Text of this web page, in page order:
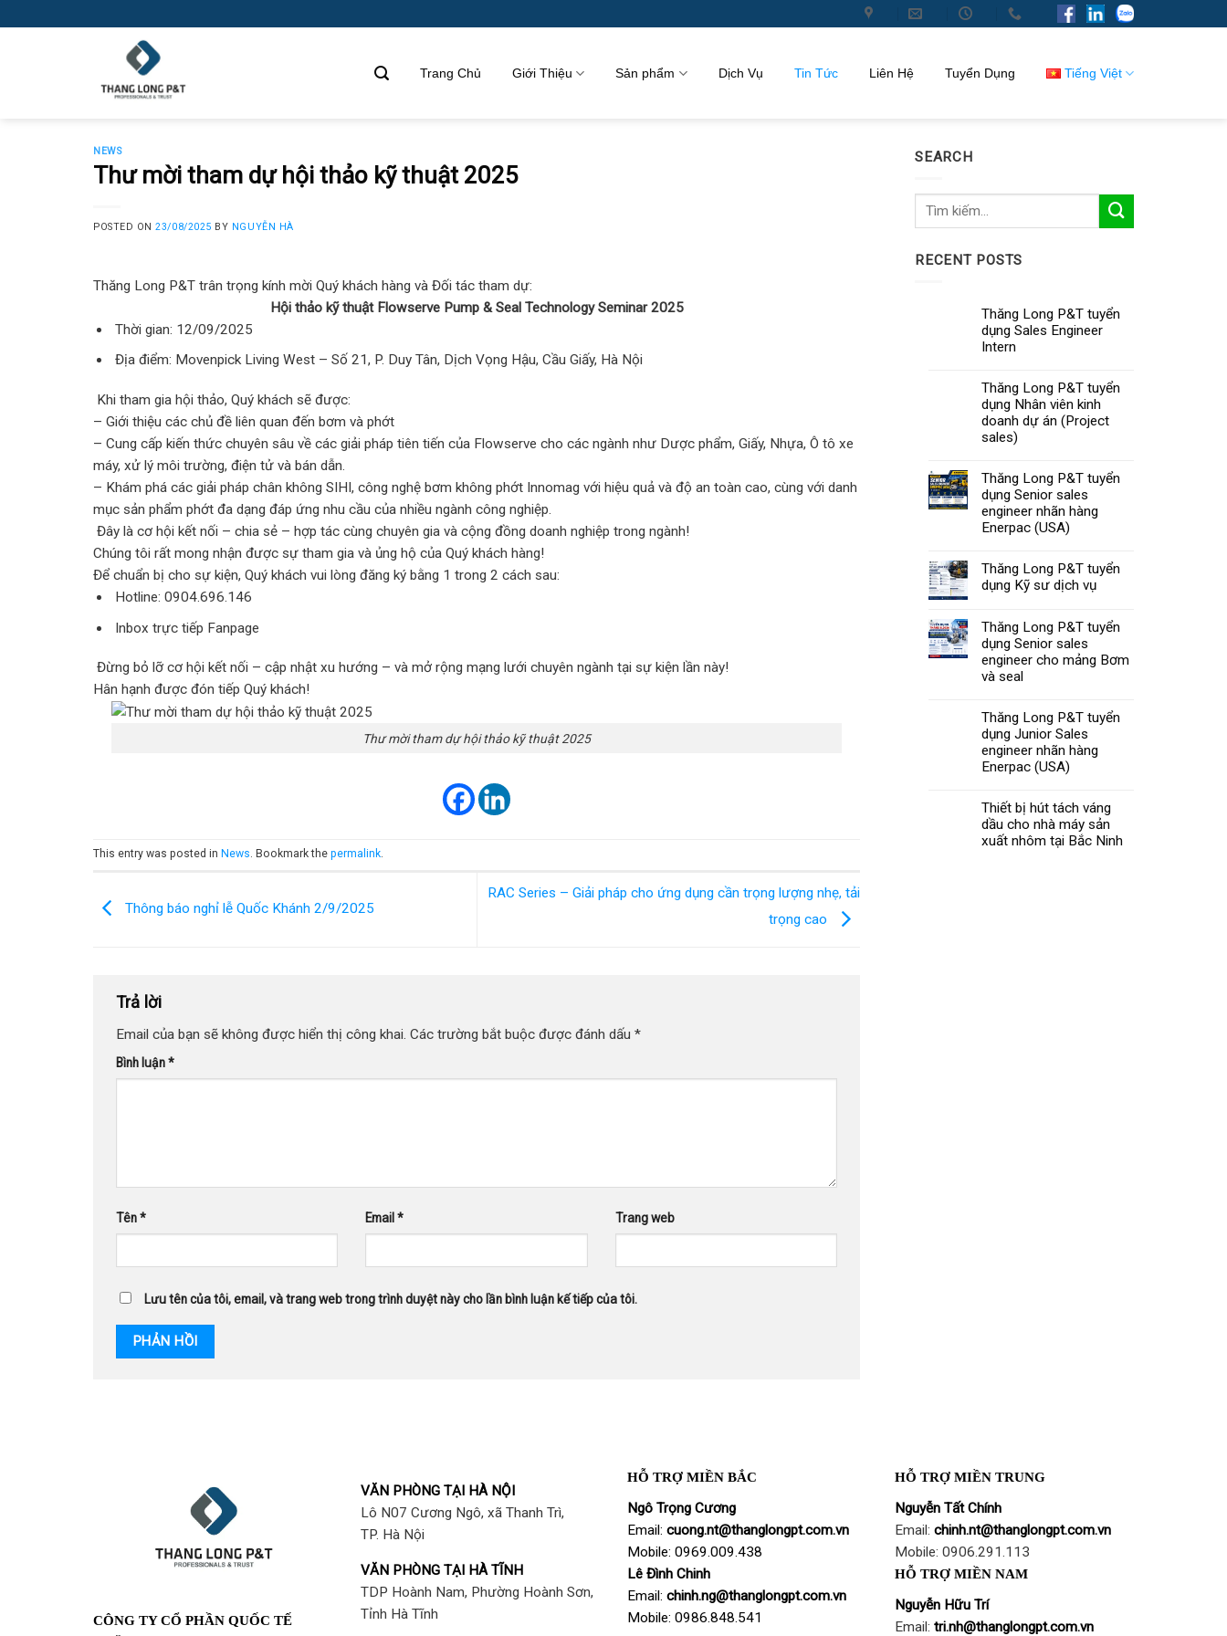
to
Trang Chủ Giới Thiệu Sản phẩm Dịch Vụ Tin Tức Liên Hệ Tuyển Dụng Tiếng Việt
NEWS
Thư mời tham dự hội thảo kỹ thuật 2025
POSTED ON23/08/2025 BY NGUYỄN HÀ
Thăng Long P&T trân trọng kính mời Quý khách hàng và Đối tác tham dự:
Hội thảo kỹ thuật Flowserve Pump & Seal Technology Seminar 2025
Thời gian: 12/09/2025
Địa điểm: Movenpick Living West – Số 21, P. Duy Tân, Dịch Vọng Hậu, Cầu Giấy, Hà Nội
Khi tham gia hội thảo, Quý khách sẽ được:
– Giới thiệu các chủ đề liên quan đến bơm và phớt
– Cung cấp kiến thức chuyên sâu về các giải pháp tiên tiến của Flowserve cho các ngành như Dược phẩm, Giấy, Nhựa, Ô tô xe
máy, xử lý môi trường, điện tử và bán dẫn.
– Khám phá các giải pháp chân không SIHI, công nghệ bơm không phớt Innomag với hiệu quả và độ an toàn cao, cùng với danh
mục sản phẩm phớt đa dạng đáp ứng nhu cầu của nhiều ngành công nghiệp.
Đây là cơ hội kết nối – chia sẻ – hợp tác cùng chuyên gia và cộng đồng doanh nghiệp trong ngành!
Chúng tôi rất mong nhận được sự tham gia và ủng hộ của Quý khách hàng!
Để chuẩn bị cho sự kiện, Quý khách vui lòng đăng ký bằng 1 trong 2 cách sau:
Hotline: 0904.696.146
Inbox trực tiếp Fanpage
Đừng bỏ lỡ cơ hội kết nối – cập nhật xu hướng – và mở rộng mạng lưới chuyên ngành tại sự kiện lần này!
Hân hạnh được đón tiếp Quý khách!
Thư mời tham dự hội thảo kỹ thuật 2025
This entry was posted in News. Bookmark the permalink.
Thông báo nghỉ lễ Quốc Khánh 2/9/2025
RAC Series – Giải pháp cho ứng dụng cần trọng lượng nhẹ, tải
trọng cao
Trả lời
Email của bạn sẽ không được hiển thị công khai. Các trường bắt buộc được đánh dấu *
Bình luận*
Tên* Email* Trang web
Lưu tên của tôi, email, và trang web trong trình duyệt này cho lần bình luận kế tiếp của tôi.
SEARCH
RECENT POSTS
Thăng Long P&T tuyển
dụng Sales Engineer
Intern
Thăng Long P&T tuyển
dụng Nhân viên kinh
doanh dự án (Project
sales)
Thăng Long P&T tuyển
dụng Senior sales
engineer nhãn hàng
Enerpac (USA)
Thăng Long P&T tuyển
dụng Kỹ sư dịch vụ
Thăng Long P&T tuyển
dụng Senior sales
engineer cho mảng Bơm
và seal
Thăng Long P&T tuyển
dụng Junior Sales
engineer nhãn hàng
Enerpac (USA)
Thiết bị hút tách váng
dầu cho nhà máy sản
xuất nhôm tại Bắc Ninh
CÔNG TY CỔ PHẦN QUỐC TẾ
VĂN PHÒNG TẠI HÀ NỘI
Lô N07 Cương Ngô, xã Thanh Trì,
TP. Hà Nội
VĂN PHÒNG TẠI HÀ TĨNH
TDP Hoành Nam, Phường Hoành Sơn,
Tỉnh Hà Tĩnh
HỖ TRỢ MIỀN BẮC
Ngô Trọng Cương
Email: cuong.nt@thanglongpt.com.vn
Mobile: 0969.009.438
Lê Đình Chinh
Email: chinh.ng@thanglongpt.com.vn
Mobile: 0986.848.541
HỖ TRỢ MIỀN TRUNG
Nguyễn Tất Chính
Email: chinh.nt@thanglongpt.com.vn
Mobile: 0906.291.113
HỖ TRỢ MIỀN NAM
Nguyễn Hữu Trí
Email: tri.nh@thanglongpt.com.vn